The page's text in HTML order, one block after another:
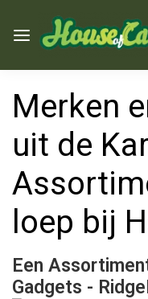
Merken
uit de
loep bij
Een
Gadgets -